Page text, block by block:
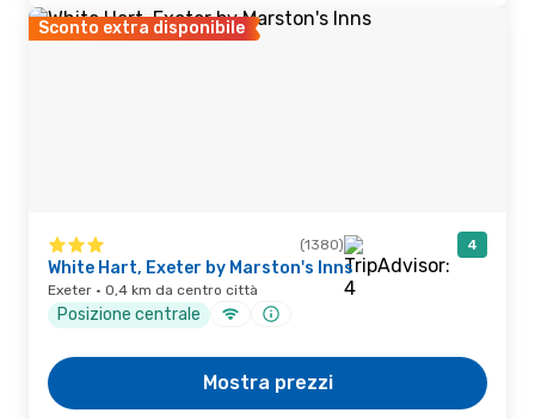
Sconto extra disponibile
(1380) 4
White Hart, Exeter by Marston's Inns
Exeter · 0,4 km da centro città
Posizione centrale
Mostra prezzi